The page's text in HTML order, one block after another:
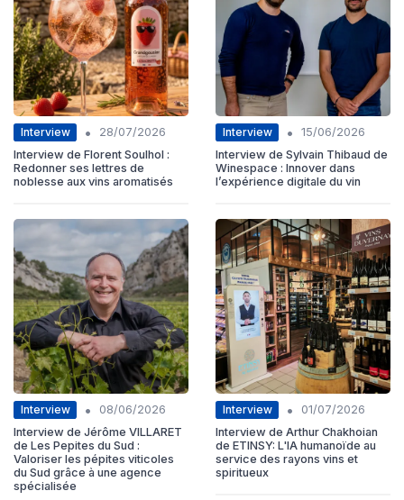
Interview •
28/07/2026
Interview de Florent Soulhol :
Redonner ses lettres de
noblesse aux vins aromatisés
Interview •
15/06/2026
Interview de Sylvain Thibaud de
Winespace : Innover dans
l’expérience digitale du vin
Interview •
08/06/2026
Interview de Jérôme VILLARET
de Les Pepites du Sud :
Valoriser les pépites viticoles
du Sud grâce à une agence
spécialisée
Interview •
01/07/2026
Interview de Arthur Chakhoian
de ETINSY: L'IA humanoïde au
service des rayons vins et
spiritueux